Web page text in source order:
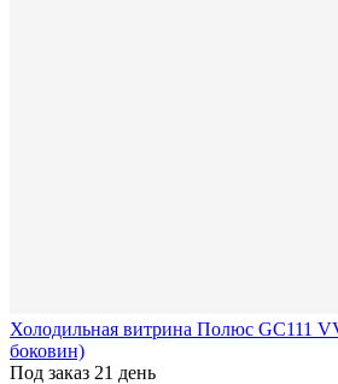
Холодильная витрина Полюс GC111
боковин)
Под заказ 21 день